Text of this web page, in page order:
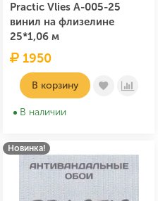
Practic Vlies А-005-25
винил на флизелине
25*1,06 м
1950
В корзину
В наличии
Новинка!